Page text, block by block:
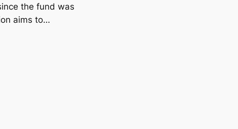
the fund was
aims to…